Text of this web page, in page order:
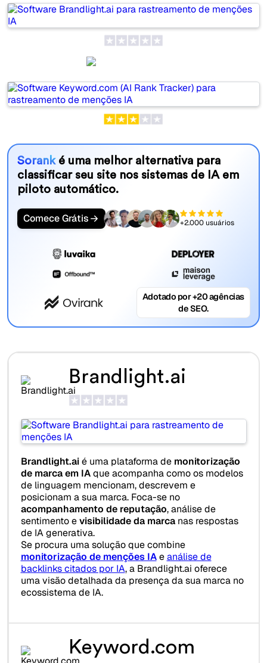
Sorank é uma melhor alternativa para
classificar seu site nos sistemas de IA em
piloto automático.
Comece Grátis +2.000 usuários
Adotado por +20 agências
de SEO.
Brandlight.ai
Brandlight.aié uma plataforma de monitorização
de marca em IAque acompanha como os modelos
de linguagem mencionam, descrevem e
posicionam a sua marca. Foca-se no
acompanhamento de reputação, análise de
sentimento evisibilidade da marcanas respostas
de IA generativa.
Se procura uma solução que combine
monitorização de menções IAeanálise de
backlinks citados por IA, a Brandlight.ai oferece
uma visão detalhada da presença da sua marca no
ecossistema de IA.
Keyword.com